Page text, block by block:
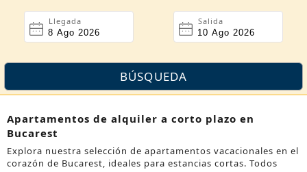
Llegada Salida
Apartamentos de alquiler a corto plazo en
Bucarest
Explora nuestra selección de apartamentos vacacionales en el
corazón de Bucarest, ideales para estancias cortas. Todos